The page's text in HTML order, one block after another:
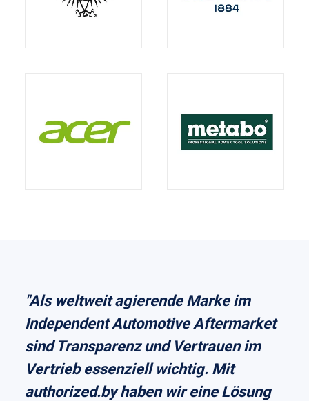
"Als weltweit agierende Marke im
Independent Automotive Aftermarket
sind Transparenz und Vertrauen im
Vertrieb essenziell wichtig. Mit
authorized.by haben wir eine Lösung